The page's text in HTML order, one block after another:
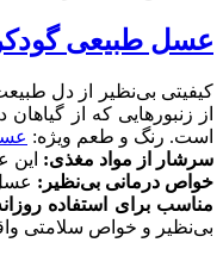
عسل طبیعی
کیفیتی بی‌نظیر از دل
از زنبورهایی که از
است. رنگ و طعم ویژه:
سرشار از مواد مغذی: این
خواص درمانی بی‌نظیر:
مناسب برای استفاده
بی‌نظیر و خواص سلامتی